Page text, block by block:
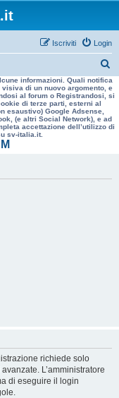
Login
Iscriviti
e
r
a
informazioni. Quali notifica
di un nuovo argomento, e
al forum o Registrandosi, si
di terze parti, esterni al
esaustivo) Google Adsense,
(e altri Social Network), e ad
accettazione dell’utilizzo di
sv-italia.it.
richiede solo
L’amministratore
di eseguire il login